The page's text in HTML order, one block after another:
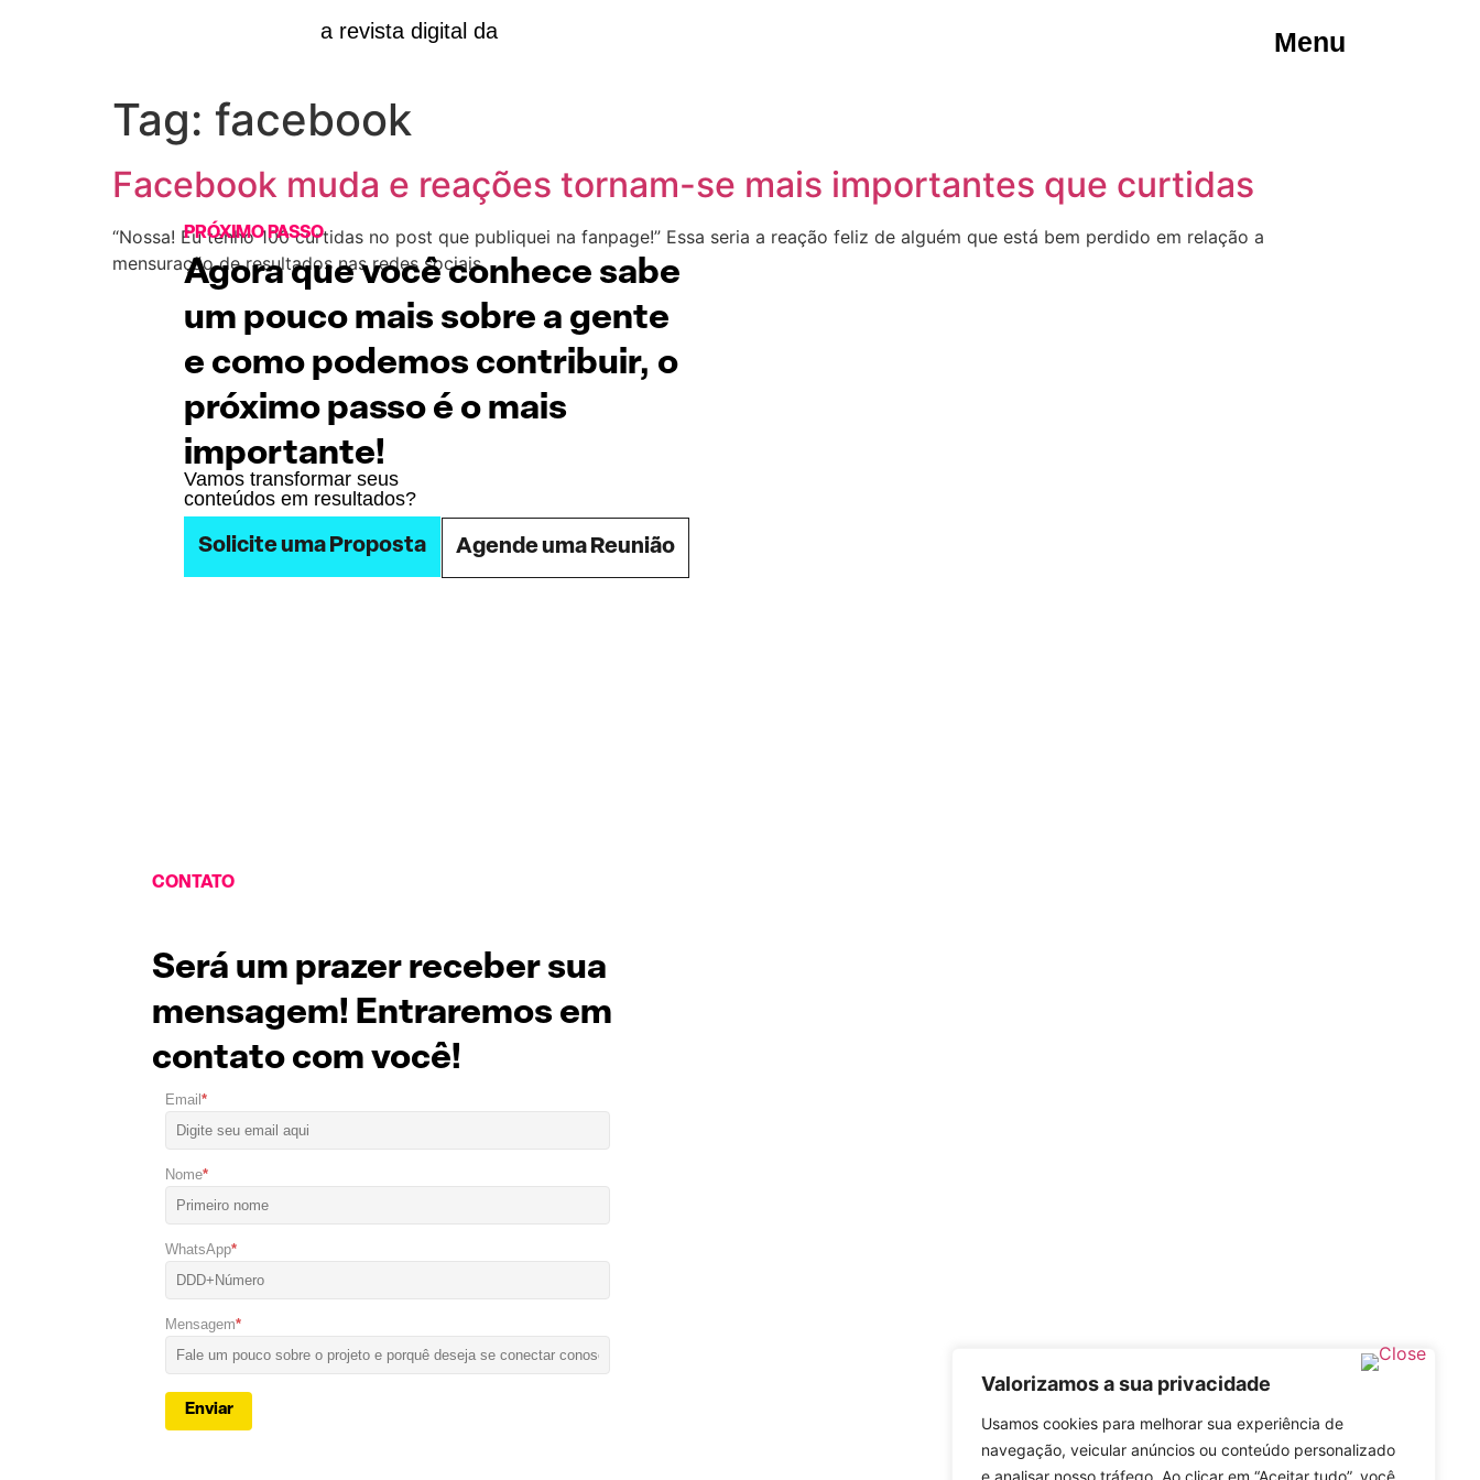
Valorizamos a sua privacidade
Usamos cookies para melhorar sua experiência de
navegação, veicular anúncios ou conteúdo personalizado
e analisar nosso tráfego. Ao clicar em “Aceitar tudo”, você
a revista digital da Menu
Tag: facebook
Facebook muda e reações tornam-se mais importantes que curtidas
“Nossa! Eu tenho 100 curtidas no post que publiquei na fanpage!” Essa seria a reação feliz de alguém que está bem perdido em relação a
mensuração de resultados nas redes sociais.
PRÓXIMO PASSO
Agora que você conhece sabe
um pouco mais sobre a gente
e como podemos contribuir, o
próximo passo é o mais
importante!
Vamos transformar seus
conteúdos em resultados?
Solicite uma Proposta Agende uma Reunião
CONTATO
Será um prazer receber sua
mensagem! Entraremos em
contato com você!
Email *
Nome*
WhatsApp*
Mensagem*
Enviar